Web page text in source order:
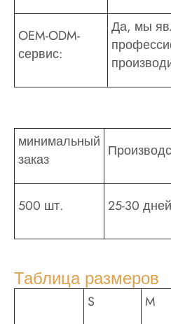
OEM-ODM-
сервис:
Да, мы
минимальный
заказ
500 шт. 25-30 дней
Таблица размеров
S M